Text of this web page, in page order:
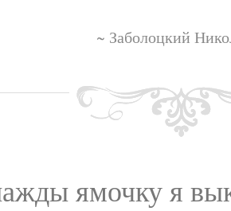
~ Заболоцкий
ямочку я